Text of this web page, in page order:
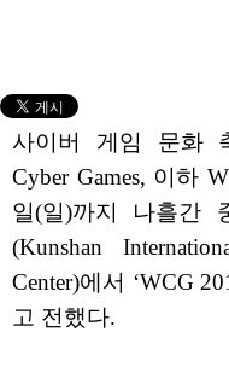
사이버 게임 문화
Cyber Games, 이하
일(일)까지 나흘간
(Kunshan
Center)에서 ‘WCG
고 전했다.